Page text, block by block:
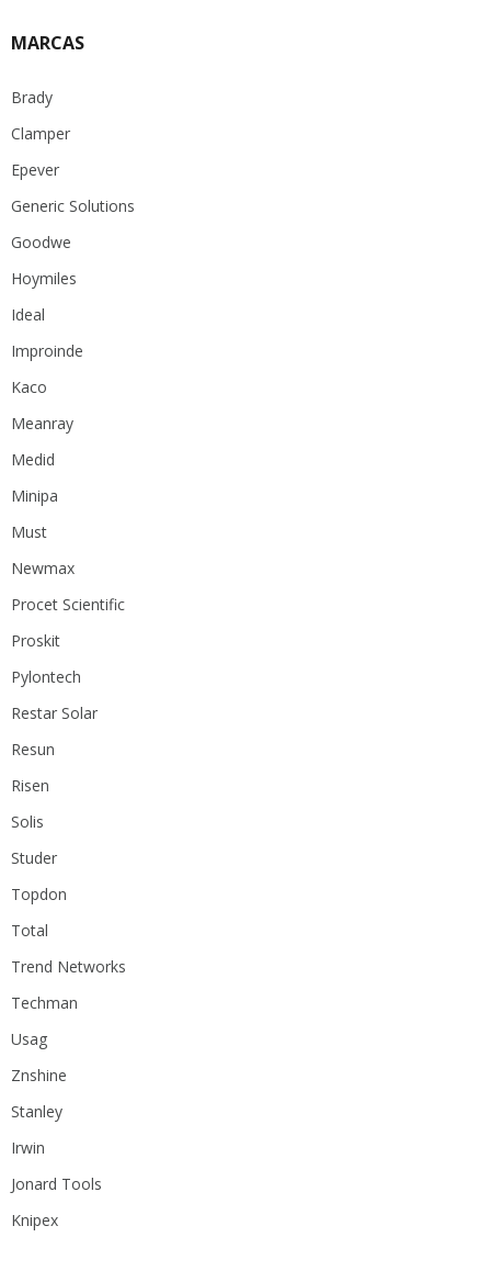
MARCAS
Brady
Clamper
Epever
Generic Solutions
Goodwe
Hoymiles
Ideal
Improinde
Kaco
Meanray
Medid
Minipa
Must
Newmax
Procet Scientific
Proskit
Pylontech
Restar Solar
Resun
Risen
Solis
Studer
Topdon
Total
Trend Networks
Techman
Usag
Znshine
Stanley
Irwin
Jonard Tools
Knipex